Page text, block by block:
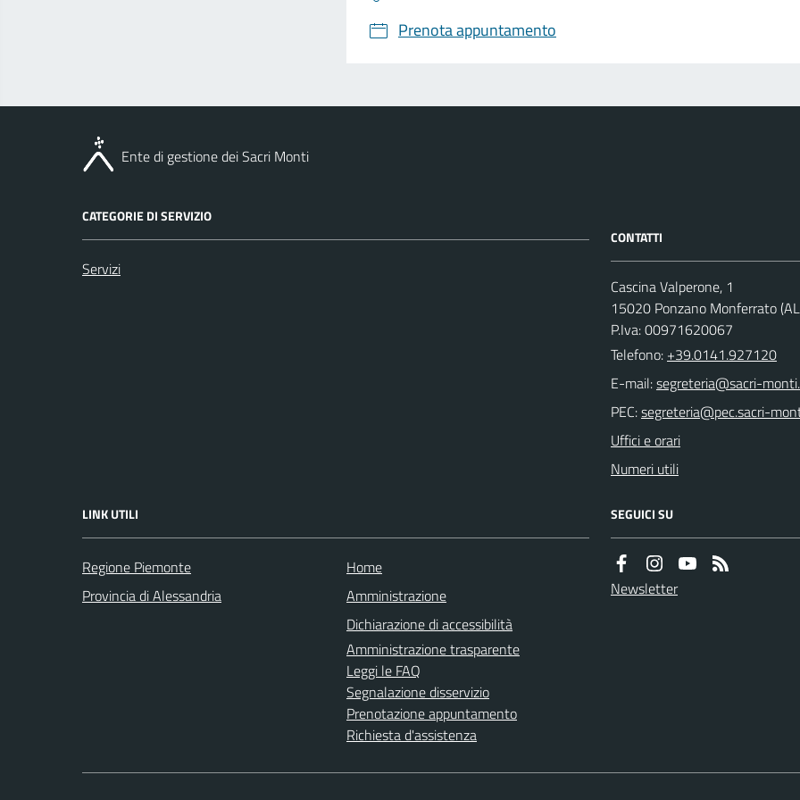
Prenota appuntamento
Ente di gestione dei Sacri Monti
CATEGORIE DI SERVIZIO
Servizi
CONTATTI
Cascina Valperone, 1
15020 Ponzano Monferrato
P.Iva: 00971620067
Telefono: +39.0141.927120
E-mail:
PEC:
Uffici e orari
Numeri utili
LINK UTILI
Regione Piemonte
Provincia di Alessandria
Home
Amministrazione
Dichiarazione di accessibilità
Amministrazione trasparente
Leggi le FAQ
Segnalazione disservizio
Prenotazione appuntamento
Richiesta d'assistenza
SEGUICI SU
Newsletter